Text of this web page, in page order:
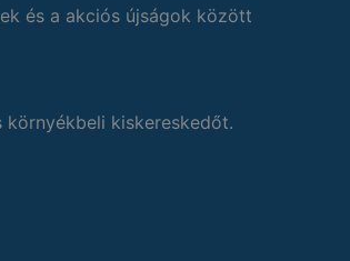
és a akciós újságok között
kiskereskedőt.